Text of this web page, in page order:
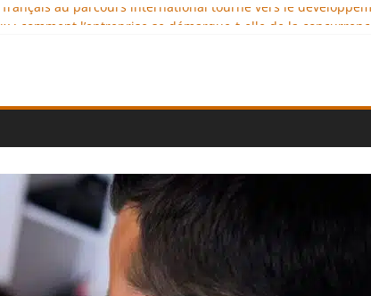
au parcours international tourné vers le
au service de l’indépendance financière
éducative comme moteur de coopération internationale